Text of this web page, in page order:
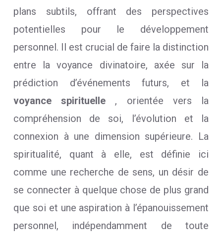
plans subtils, offrant des perspectives
potentielles pour le développement
personnel. Il est crucial de faire la distinction
entre la voyance divinatoire, axée sur la
prédiction d’événements futurs, et la
voyance spirituelle , orientée vers la
compréhension de soi, l’évolution et la
connexion à une dimension supérieure. La
spiritualité, quant à elle, est définie ici
comme une recherche de sens, un désir de
se connecter à quelque chose de plus grand
que soi et une aspiration à l’épanouissement
personnel, indépendamment de toute